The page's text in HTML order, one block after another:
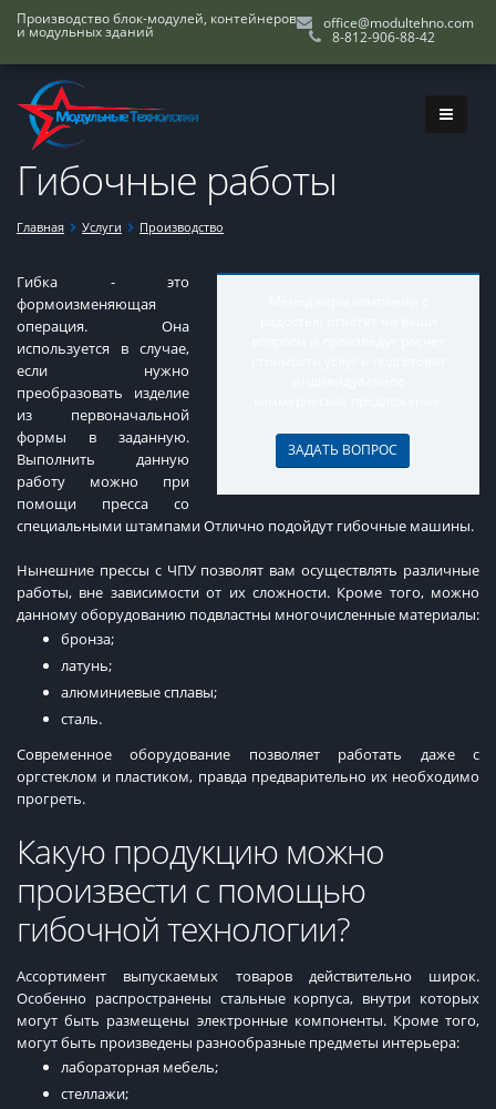
Производство блок-модулей, контейнеров
и модульных зданий office@modultehno.com
8-812-906-88-42
Гибочные работы
Главная Услуги Производство
ЗАДАТЬ ВОПРОС
Гибка - это
формоизменяющая
операция. Она
используется в случае,
если нужно
преобразовать изделие
из первоначальной
формы в заданную.
Выполнить данную
работу можно при
помощи пресса со
специальными штампами Отлично подойдут гибочные машины.
Нынешние прессы с ЧПУ позволят вам осуществлять различные
работы, вне зависимости от их сложности. Кроме того, можно
данному оборудованию подвластны многочисленные материалы:
бронза;
латунь;
алюминиевые сплавы;
сталь.
Современное оборудование позволяет работать даже с
оргстеклом и пластиком, правда предварительно их необходимо
прогреть.
Какую продукцию можно
произвести с помощью
гибочной технологии?
Ассортимент выпускаемых товаров действительно широк.
Особенно распространены стальные корпуса, внутри которых
могут быть размещены электронные компоненты. Кроме того,
могут быть произведены разнообразные предметы интерьера:
лабораторная мебель;
стеллажи;